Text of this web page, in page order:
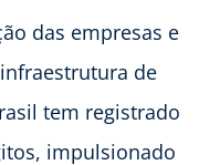
das empresas e
de
tem registrado
impulsionado